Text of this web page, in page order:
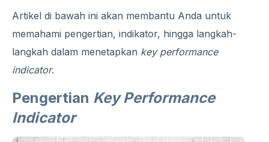
Artikel di bawah ini akan membantu Anda untuk
memahami pengertian, indikator, hingga langkah-
langkah dalam menetapkan key performance
indicator.
Pengertian Key Performance
Indicator